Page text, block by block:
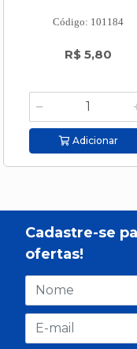
Código: 101184
R$ 5,80
Adicionar
Cadastre-se
ofertas!